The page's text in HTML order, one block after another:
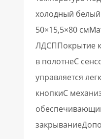
холодный
50×15,5×80
ЛДСППокрытие
в полотнеС
управляется
кнопкиС